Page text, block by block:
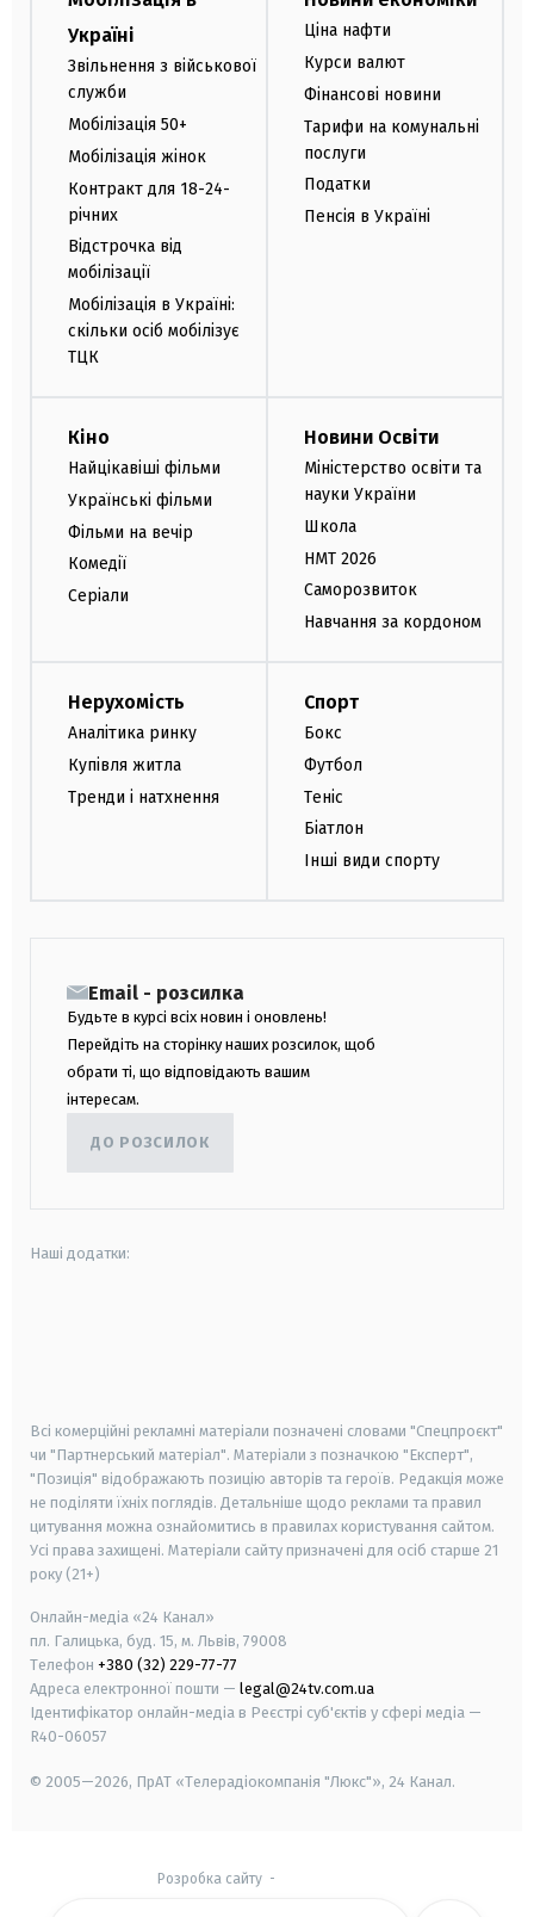
Україні
Звільнення з військової
служби
Мобілізація 50+
Мобілізація жінок
Контракт для 18-24-
річних
Відстрочка від
мобілізації
Мобілізація в Україні:
скільки осіб мобілізує
ТЦК
Ціна нафти
Курси валют
Фінансові новини
Тарифи на комунальні
послуги
Податки
Пенсія в Україні
Кіно
Найцікавіші фільми
Українські фільми
Фільми на вечір
Комедії
Серіали
Новини Освіти
Міністерство освіти та
науки України
Школа
НМТ 2026
Саморозвиток
Навчання за кордоном
Нерухомість
Аналітика ринку
Купівля житла
Тренди і натхнення
Спорт
Бокс
Футбол
Теніс
Біатлон
Інші види спорту
Email - розсилка
Будьте в курсі всіх новин і оновлень!
Перейдіть на сторінку наших розсилок, щоб
обрати ті, що відповідають вашим
інтересам.
ДО РОЗСИЛОК
Наші додатки:
Всі комерційні рекламні матеріали позначені словами "Спецпроєкт"
чи "Партнерський матеріал". Матеріали з позначкою "Експерт",
"Позиція" відображають позицію авторів та героїв. Редакція може
не поділяти їхніх поглядів. Детальніше щодо реклами та правил
цитування можна ознайомитись в правилах користування сайтом.
Усі права захищені. Матеріали сайту призначені для осіб старше 21
року (21+)
Онлайн-медіа «24 Канал»
пл. Галицька, буд. 15, м. Львів, 79008
Телефон +380 (32) 229-77-77
Адреса електронної пошти — legal@24tv.com.ua
Ідентифікатор онлайн-медіа в Реєстрі суб'єктів у сфері медіа —
R40-06057
© 2005—2026, ПрАТ «Телерадіокомпанія "Люкс"», 24 Канал.
Розробка сайту-